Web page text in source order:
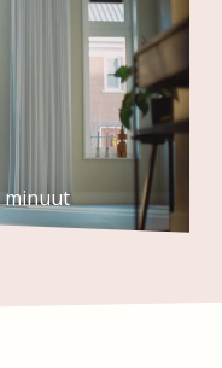
minuut